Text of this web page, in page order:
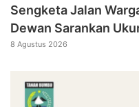
Sengketa Jalan
Dewan Sarankan
8 Agustus 2026